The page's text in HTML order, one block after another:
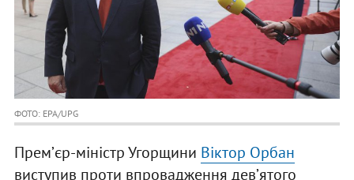
ФОТО: EPA/UPG
Премʼєр-міністр Угорщини Віктор Орбан
виступив проти впровадження девʼятого